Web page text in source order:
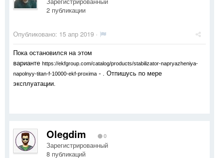
2 публикации
Опубликовано: 15 апр 2019 ·
Пока остановился на этом
варианте https://ekfgroup.com/catalog/products/stabilizator-napryazheniya-
napolnyy-titan-f-10000-ekf-proxima - . Отпишусь по мере
эксплуатации.
Olegdim 0
Зарегистрированный
8 публикаций